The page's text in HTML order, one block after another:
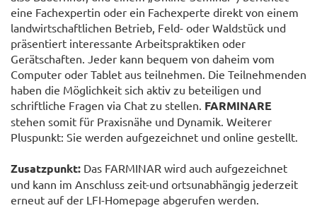
eine Fachexpertin oder ein Fachexperte direkt von einem
landwirtschaftlichen Betrieb, Feld- oder Waldstück und
präsentiert interessante Arbeitspraktiken oder
Gerätschaften. Jeder kann bequem von daheim vom
Computer oder Tablet aus teilnehmen. Die Teilnehmenden
haben die Möglichkeit sich aktiv zu beteiligen und
schriftliche Fragen via Chat zu stellen. FARMINARE
stehen somit für Praxisnähe und Dynamik. Weiterer
Pluspunkt: Sie werden aufgezeichnet und online gestellt.
Zusatzpunkt: Das FARMINAR wird auch aufgezeichnet
und kann im Anschluss zeit-und ortsunabhängig jederzeit
erneut auf der LFI-Homepage abgerufen werden.